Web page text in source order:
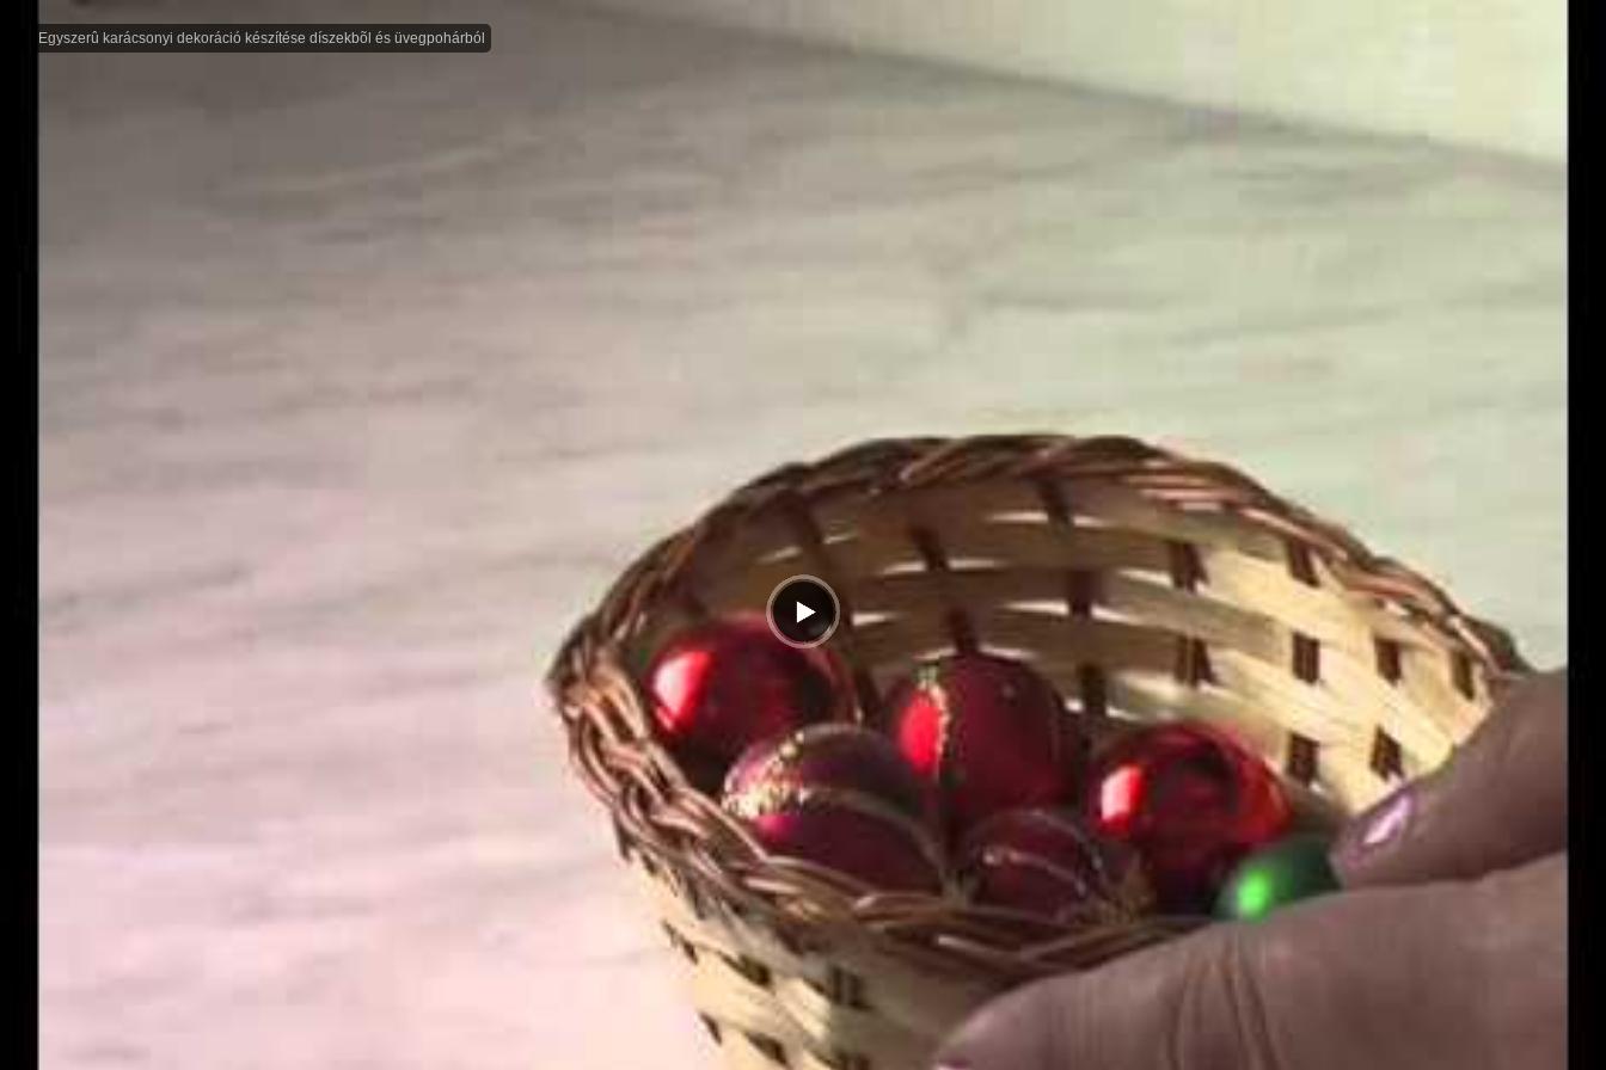
Egyszerû karácsonyi dekoráció készítése díszekbõl és üvegpohárból